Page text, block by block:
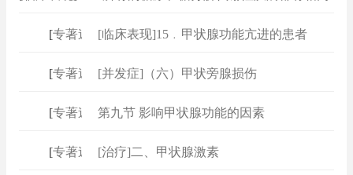
专著速查]
[临床表现]15﹒甲状腺功能亢进的患者
专著速查]
[并发症]（六）甲状旁腺损伤
专著速查]
第九节 影响甲状腺功能的因素
专著速查]
[治疗]二、甲状腺激素